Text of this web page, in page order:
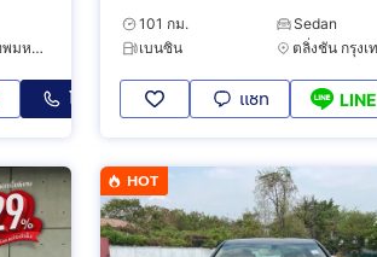
ประเวศ กรุงเทพมหานคร
โทร
Seater
101 กม.
Sedan
เบนซิน
แชท LINE
HOT